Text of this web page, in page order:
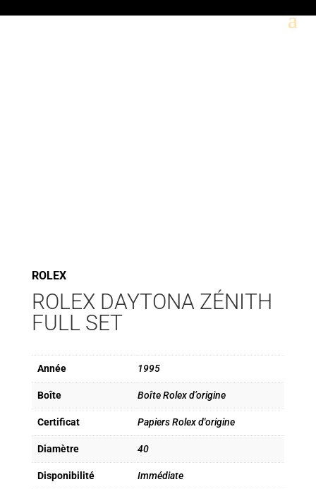
ROLEX
ROLEX DAYTONA ZÉNITH
FULL SET
Année 1995
Boîte Boîte Rolex d’origine
Certificat Papiers Rolex d'origine
Diamètre 40
Disponibilité Immédiate